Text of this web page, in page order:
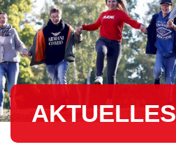
AKTUELLES